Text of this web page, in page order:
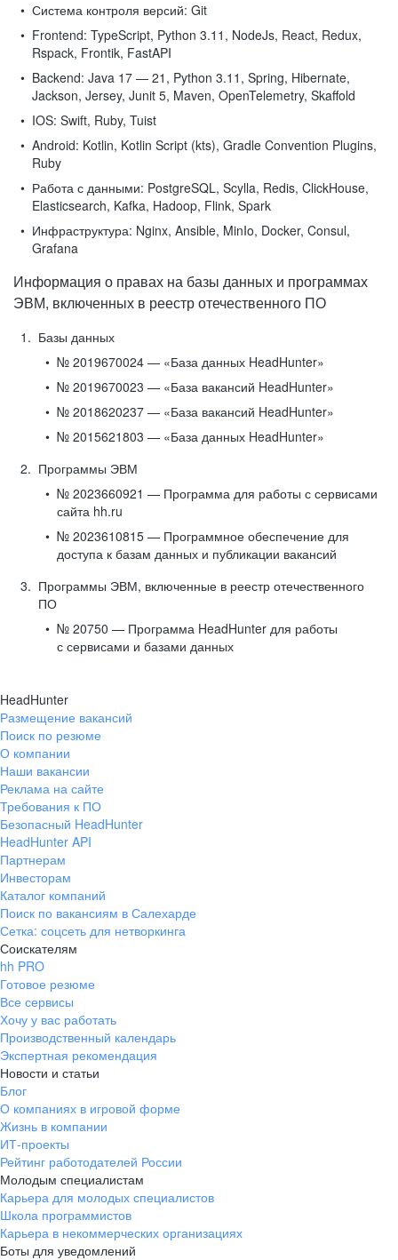
Система контроля версий: Git
Frontend: TypeScript, Python 3.11, NodeJs, React, Redux,
Rspack, Frontik, FastAPI
Backend: Java 17 — 21, Python 3.11, Spring, Hibernate,
Jackson, Jersey, Junit 5, Maven, OpenTelemetry, Skaffold
IOS: Swift, Ruby, Tuist
Android: Kotlin, Kotlin Script (kts), Gradle Convention Plugins,
Ruby
Работа с данными: PostgreSQL, Scylla, Redis, ClickHouse,
Elasticsearch, Kafka, Hadoop, Flink, Spark
Инфраструктура: Nginx, Ansible, MinIo, Docker, Consul,
Grafana
Информация о правах на базы данных и программах
ЭВМ, включенных в реестр отечественного ПО
Базы данных
№ 2019670024 — «База данных HeadHunter»
№ 2019670023 — «База вакансий HeadHunter»
№ 2018620237 — «База вакансий HeadHunter»
№ 2015621803 — «База данных HeadHunter»
Программы ЭВМ
№ 2023660921 — Программа для работы с сервисами
сайта hh.ru
№ 2023610815 — Программное обеспечение для
доступа к базам данных и публикации вакансий
Программы ЭВМ, включенные в реестр отечественного
ПО
№ 20750 — Программа HeadHunter для работы
с сервисами и базами данных
HeadHunter
Размещение вакансий
Поиск по резюме
О компании
Наши вакансии
Реклама на сайте
Требования к ПО
Безопасный HeadHunter
HeadHunter API
Партнерам
Инвесторам
Каталог компаний
Поиск по вакансиям в Салехарде
Сетка: соцсеть для нетворкинга
Соискателям
hh PRO
Готовое резюме
Все сервисы
Хочу у вас работать
Производственный календарь
Экспертная рекомендация
Новости и статьи
Блог
О компаниях в игровой форме
Жизнь в компании
ИТ-проекты
Рейтинг работодателей России
Молодым специалистам
Карьера для молодых специалистов
Школа программистов
Карьера в некоммерческих организациях
Боты для уведомлений